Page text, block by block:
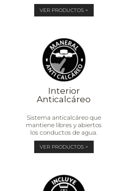
VER PRODUCTOS >
Interior
Anticalcáreo
Sistema anticalcáreo que
mantiene libres y abiertos
los conductos de agua.
VER PRODUCTOS >